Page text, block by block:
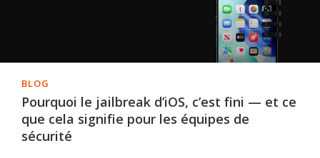
BLOG
Pourquoi le jailbreak d’iOS, c’est fini — et ce
que cela signifie pour les équipes de
sécurité